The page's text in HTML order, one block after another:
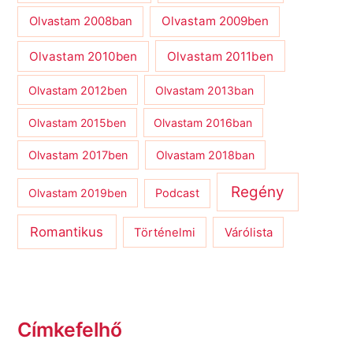
Olvastam 2008ban Olvastam 2009ben
Olvastam 2010ben Olvastam 2011ben
Olvastam 2012ben Olvastam 2013ban
Olvastam 2015ben Olvastam 2016ban
Olvastam 2017ben Olvastam 2018ban
Olvastam 2019ben Podcast Regény
Romantikus Történelmi Várólista
Címkefelhő